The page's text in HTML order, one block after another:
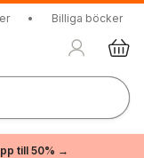
• Billiga böcker
till 50% →